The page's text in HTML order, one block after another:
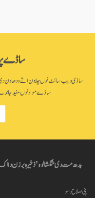
ساڈے
ساڈی ویب سائٹ نوں چلاون اتے ودھاون دی
ساڈے مواد نوں مفید جاندے
بدھ مت دی شکشا لوو’ ذخیرہ برزن دا
اپنی صلاح دسو